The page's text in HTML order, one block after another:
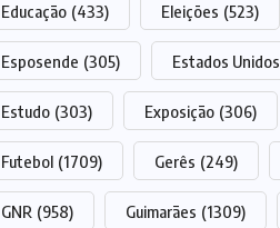
Educação (433) Eleições (523)
Esposende (305) Estados Unidos
Estudo (303) Exposição (306)
Futebol (1709) Gerês (249)
GNR (958) Guimarães (1309)